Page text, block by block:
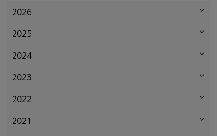
2026
2025
2024
2023
2022
2021